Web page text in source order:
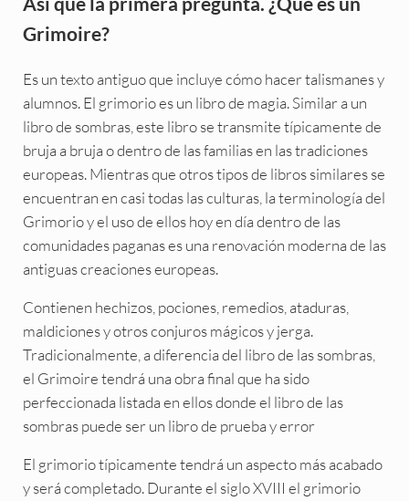
Grimoire?
Es un texto antiguo que incluye cómo hacer talismanes y
alumnos. El grimorio es un libro de magia. Similar a un
libro de sombras, este libro se transmite típicamente de
bruja a bruja o dentro de las familias en las tradiciones
europeas. Mientras que otros tipos de libros similares se
encuentran en casi todas las culturas, la terminología del
Grimorio y el uso de ellos hoy en día dentro de las
comunidades paganas es una renovación moderna de las
antiguas creaciones europeas.
Contienen hechizos, pociones, remedios, ataduras,
maldiciones y otros conjuros mágicos y jerga.
Tradicionalmente, a diferencia del libro de las sombras,
el Grimoire tendrá una obra final que ha sido
perfeccionada listada en ellos donde el libro de las
sombras puede ser un libro de prueba y error
El grimorio típicamente tendrá un aspecto más acabado
y será completado. Durante el siglo XVIII el grimorio